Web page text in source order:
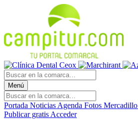
Menú
Portada Noticias Agenda Fotos Mercadillo
Publicar gratis Acceder